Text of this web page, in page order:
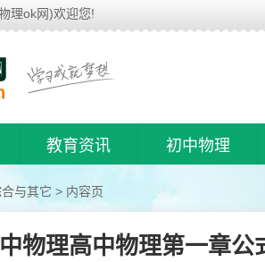
理ok网)欢迎您!
教育资讯 初中物理
与其它 > 内容页
物理高中物理第一章公